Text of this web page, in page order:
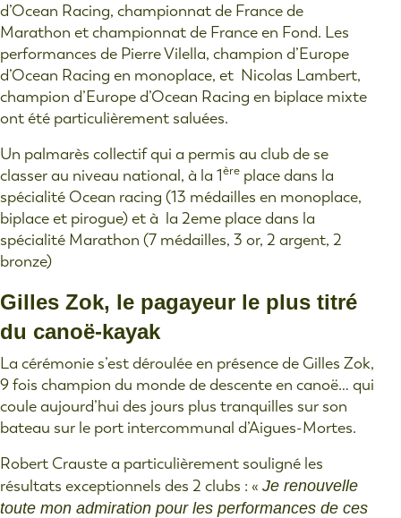
d’Ocean Racing, championnat de France de
Marathon et championnat de France en Fond. Les
performances de Pierre Vilella, champion d’Europe
d’Ocean Racing en monoplace, et Nicolas Lambert,
champion d’Europe d’Ocean Racing en biplace mixte
ont été particulièrement saluées.
Un palmarès collectif qui a permis au club de se
classer au niveau national, à la 1ère place dans la
spécialité Ocean racing (13 médailles en monoplace,
biplace et pirogue) et à la 2eme place dans la
spécialité Marathon (7 médailles, 3 or, 2 argent, 2
bronze)
Gilles Zok, le pagayeur le plus titré
du canoë-kayak
La cérémonie s’est déroulée en présence de Gilles Zok,
9 fois champion du monde de descente en canoë… qui
coule aujourd’hui des jours plus tranquilles sur son
bateau sur le port intercommunal d’Aigues-Mortes.
Robert Crauste a particulièrement souligné les
résultats exceptionnels des 2 clubs : « Je renouvelle
toute mon admiration pour les performances de ces